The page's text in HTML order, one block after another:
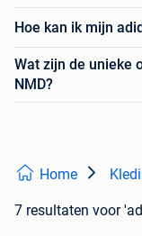
Hoe kan ik mijn
Wat zijn de unieke
NMD?
Home
7 resultaten voor